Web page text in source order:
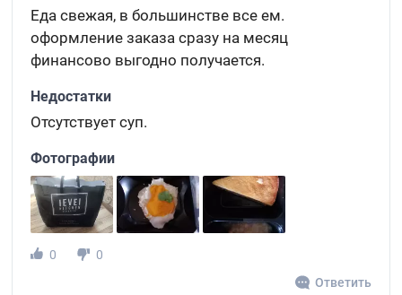
Еда свежая, в большинстве все ем.
оформление заказа сразу на месяц
финансово выгодно получается.
Недостатки
Отсутствует суп.
Фотографии
0
0
Ответить